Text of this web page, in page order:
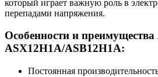
который играет важную роль в
перепадами напряжения.
Особенности и
ASX12H1A/ASB12H1A:
Постоянная